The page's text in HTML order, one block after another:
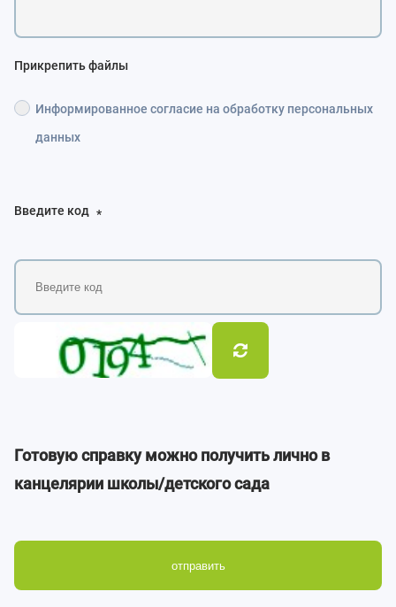
Прикрепить файлы
Информированное согласие на обработку персональных
данных
Введите код *
Готовую справку можно получить лично в
канцелярии школы/детского сада
отправить